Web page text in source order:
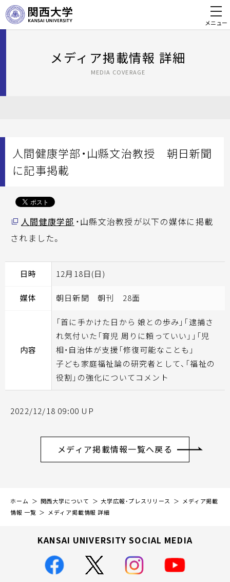
メニュー
メディア掲載情報 詳細
MEDIA COVERAGE
人間健康学部・山縣文治教授 朝日新聞
に記事掲載
人間健康学部 ・山縣文治教授が以下の媒体に掲載
されました。
日時 12月18日(日)
媒体 朝日新聞 朝刊 28面
内容
「首に手かけた日から 娘との歩み」「逮捕さ
れ気付いた「育児 周りに頼っていい」」「児
相・自治体が支援「修復可能なことも」
子ども家庭福祉論の研究者として、「福祉の
役割」の強化についてコメント
2022/12/18 09:00 UP
メディア掲載情報一覧へ戻る
ホーム 関西大学について 大学広報・プレスリリース
メディア掲載
情報 一覧
メディア掲載情報 詳細
KANSAI UNIVERSITY SOCIAL MEDIA